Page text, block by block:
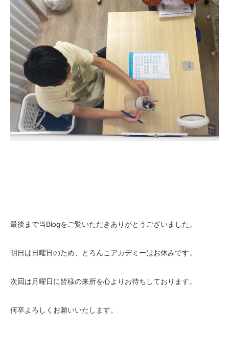
最後まで当Blogをご覧いただきありがとうございました。
明日は日曜日のため、とろんこアカデミーはお休みです。
次回は月曜日に皆様の来所を心よりお待ちしております。
何卒よろしくお願いいたします。